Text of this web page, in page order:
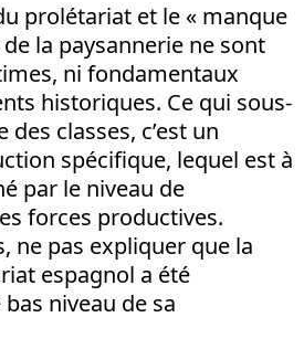
prolétariat et le « manque
de la paysannerie ne sont
ni fondamentaux
historiques. Ce qui sous-
classes, c’est un
spécifique, lequel est à
par le niveau de
forces productives.
ne pas expliquer que la
espagnol a été
niveau de sa